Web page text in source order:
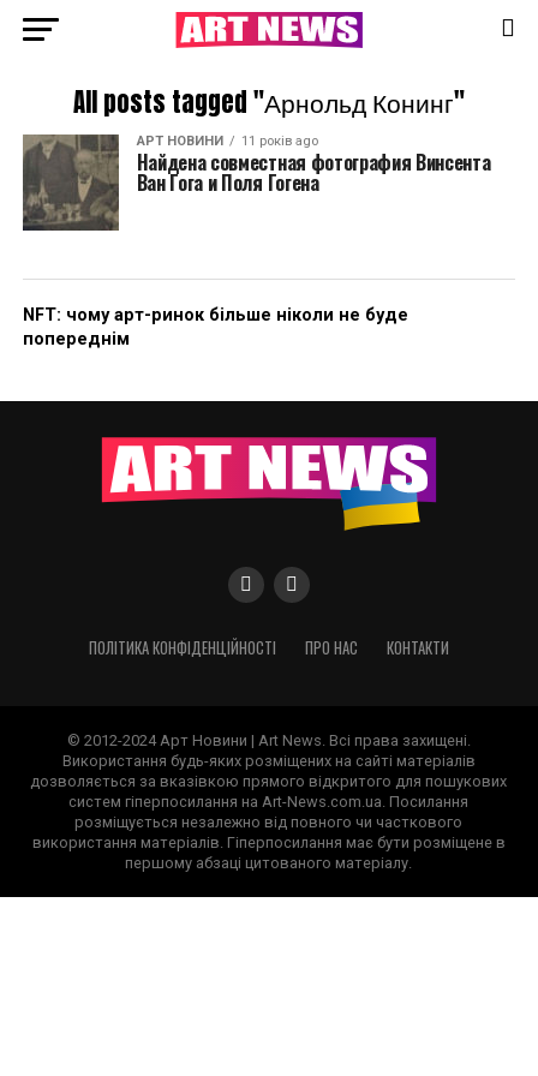
All posts tagged "Арнольд Конинг"
АРТ НОВИНИ 11 років ago
Найдена совместная фотография Винсента
Ван Гога и Поля Гогена
NFT: чому арт-ринок більше ніколи не буде
попереднім
ПОЛІТИКА КОНФІДЕНЦІЙНОСТІ ПРО НАС КОНТАКТИ
© 2012-2024 Арт Новини | Art News. Всі права захищені.
Використання будь-яких розміщених на сайті матеріалів
дозволяється за вказівкою прямого відкритого для пошукових
систем гіперпосилання на Art-News.com.ua. Посилання
розміщується незалежно від повного чи часткового
використання матеріалів. Гіперпосилання має бути розміщене в
першому абзаці цитованого матеріалу.